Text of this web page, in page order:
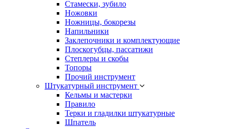
Стамески, зубило
Ножовки
Ножницы, бокорезы
Напильники
Заклепочники и комплектующие
Плоскогубцы, пассатижи
Степлеры и скобы
Топоры
Прочий инструмент
Штукатурный инструмент
Кельмы и мастерки
Правило
Терки и гладилки штукатурные
Шпатель